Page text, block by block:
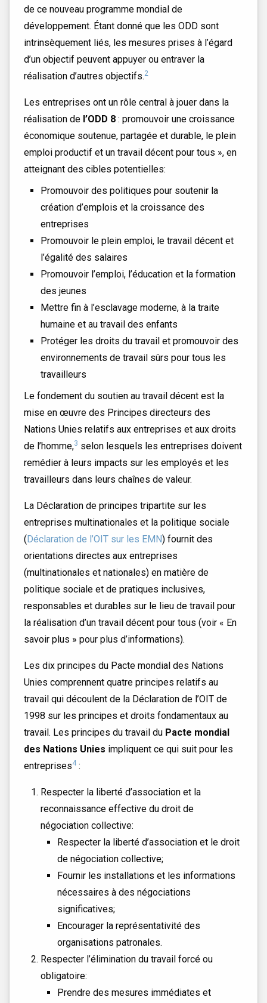
de ce nouveau programme mondial de
développement. Étant donné que les ODD sont
intrinsèquement liés, les mesures prises à l’égard
d’un objectif peuvent appuyer ou entraver la
réalisation d’autres objectifs.2
Les entreprises ont un rôle central à jouer dans la
réalisation de l’ODD 8 : promouvoir une croissance
économique soutenue, partagée et durable, le plein
emploi productif et un travail décent pour tous », en
atteignant des cibles potentielles:
Promouvoir des politiques pour soutenir la
création d’emplois et la croissance des
entreprises
Promouvoir le plein emploi, le travail décent et
l’égalité des salaires
Promouvoir l’emploi, l’éducation et la formation
des jeunes
Mettre fin à l’esclavage moderne, à la traite
humaine et au travail des enfants
Protéger les droits du travail et promouvoir des
environnements de travail sûrs pour tous les
travailleurs
Le fondement du soutien au travail décent est la
mise en œuvre des Principes directeurs des
Nations Unies relatifs aux entreprises et aux droits
de l’homme,3 selon lesquels les entreprises doivent
remédier à leurs impacts sur les employés et les
travailleurs dans leurs chaînes de valeur.
La Déclaration de principes tripartite sur les
entreprises multinationales et la politique sociale
( Déclaration de l’OIT sur les EMN) fournit des
orientations directes aux entreprises
(multinationales et nationales) en matière de
politique sociale et de pratiques inclusives,
responsables et durables sur le lieu de travail pour
la réalisation d’un travail décent pour tous (voir « En
savoir plus » pour plus d’informations).
Les dix principes du Pacte mondial des Nations
Unies comprennent quatre principes relatifs au
travail qui découlent de la Déclaration de l’OIT de
1998 sur les principes et droits fondamentaux au
travail. Les principes du travail du Pacte mondial
des Nations Unies impliquent ce qui suit pour les
entreprises4 :
Respecter la liberté d’association et la
reconnaissance effective du droit de
négociation collective:
Respecter la liberté d’association et le droit
de négociation collective;
Fournir les installations et les informations
nécessaires à des négociations
significatives;
Encourager la représentativité des
organisations patronales.
Respecter l’élimination du travail forcé ou
obligatoire:
Prendre des mesures immédiates et